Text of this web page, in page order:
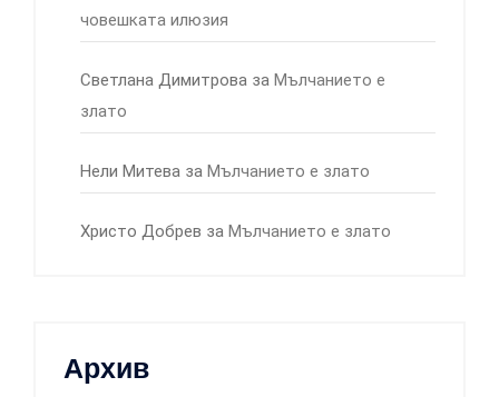
човешката илюзия
Светлана Димитрова за Мълчанието е
злато
Нели Митева за Мълчанието е злато
Христо Добрев за Мълчанието е злато
Архив